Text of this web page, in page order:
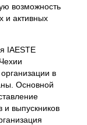
возможность
и активных
IAESTE
в
Основной
и выпускников